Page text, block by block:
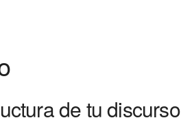
de tu discurso